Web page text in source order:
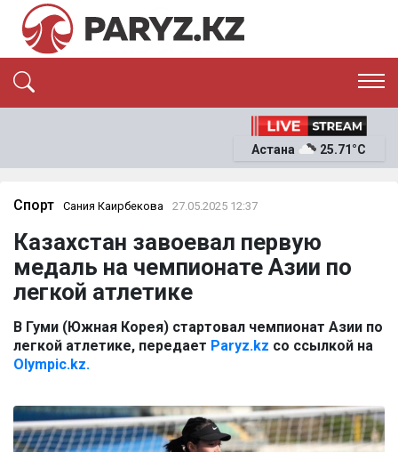
ЭКОНОМИКА
ОҚИҒА
News
Астана 25.71°C
Спорт Сания Каирбекова 27.05.2025 12:37
Казахстан завоевал первую
медаль на чемпионате Азии по
легкой атлетике
В Гуми (Южная Корея) стартовал чемпионат Азии по
легкой атлетике, передает Paryz.kz со ссылкой на
Olympic.kz.